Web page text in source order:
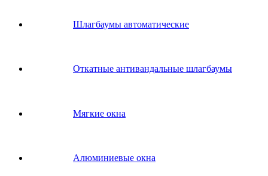
Шлагбаумы автоматические
Откатные антивандальные шлагбаумы
Мягкие окна
Алюминиевые окна